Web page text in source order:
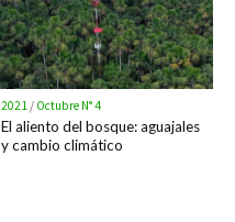
2021/ Octubre N° 4
El aliento del bosque: aguajales
y cambio climático